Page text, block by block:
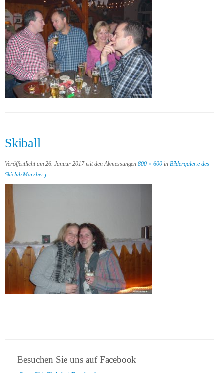
Skiball
Veröffentlicht am 26. Januar 2017mit den Abmessungen 800 × 600 in Bildergalerie des
Skiclub Marsberg.
Besuchen Sie uns auf Facebook